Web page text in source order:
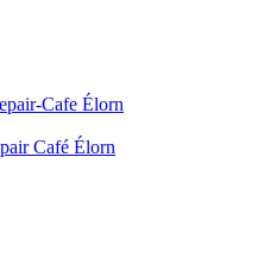
Cafe Élorn
Café Élorn